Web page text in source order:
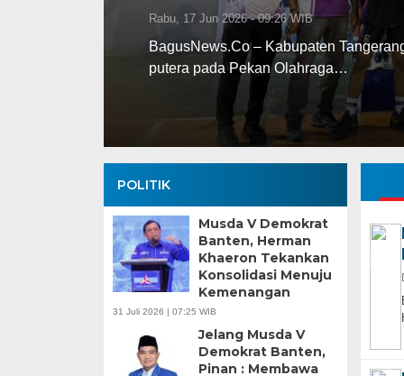
Tangerang meraih medali emas cabang olahraga
POLITIK
Musda V Demokrat
Banten, Herman
Khaeron Tekankan
Konsolidasi Menuju
Kemenangan
31 Juli 2026 | 07:25 WIB
Jelang Musda V
Demokrat Banten,
Pinan : Membawa
Banten Butuh